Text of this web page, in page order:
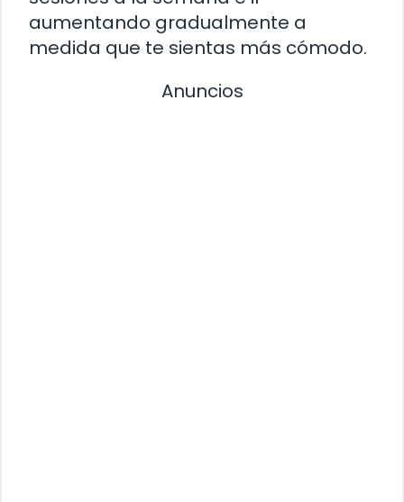
aumentando gradualmente a
medida que te sientas más cómodo.
Anuncios